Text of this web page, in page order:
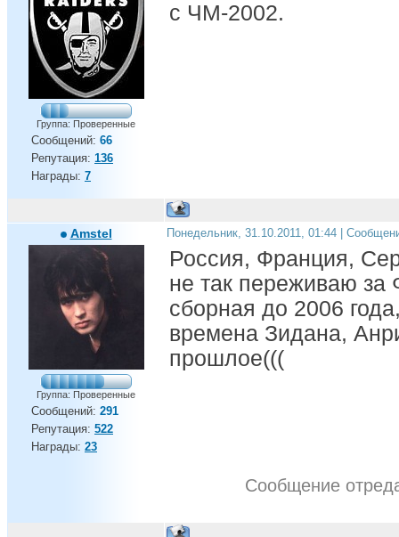
Группа: Проверенные
Сообщений: 66
Репутация: 136
Награды: 7
с ЧМ-2002.
Amstel
Группа: Проверенные
Сообщений: 291
Репутация: 522
Награды: 23
Понедельник, 31.10.2011, 01:44 |
Россия, Франция,
не так переживаю
сборная до 2006
времена Зидана,
прошлое(((
Сообщение